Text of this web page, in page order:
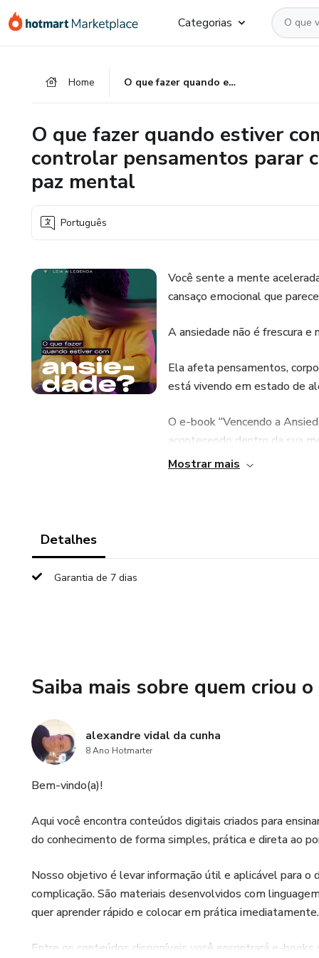
para
para
para
Categorias
Home O que fazer quando estiver com ansiedade como dormir melhor controlar pensamentos parar crises reduzir preocupação ter paz mental
O que fazer quando estiver
controlar pensamentos parar
paz mental
Português
Você sente a mente
cansaço emocional que
A ansiedade não é frescura e
Ela afeta pensamentos,
está vivendo em estado de
O e-book “Vencendo a
acontecendo dentro da sua
de recuperar o controle
é um guia para voltar a sentir
Mostrar mais
Detalhes
Garantia de 7 dias
Saiba mais sobre quem criou
alexandre vidal da cunha
8 Ano Hotmarter
Bem-vindo(a)!
Aqui você encontra conteúdos digitais criados para
do conhecimento de forma simples, prática e direta ao
Nosso objetivo é levar informação útil e aplicável para o
complicação. São materiais desenvolvidos com
quer aprender rápido e colocar em prática imediatamente.
Entre os conteúdos disponíveis você encontrará e-books